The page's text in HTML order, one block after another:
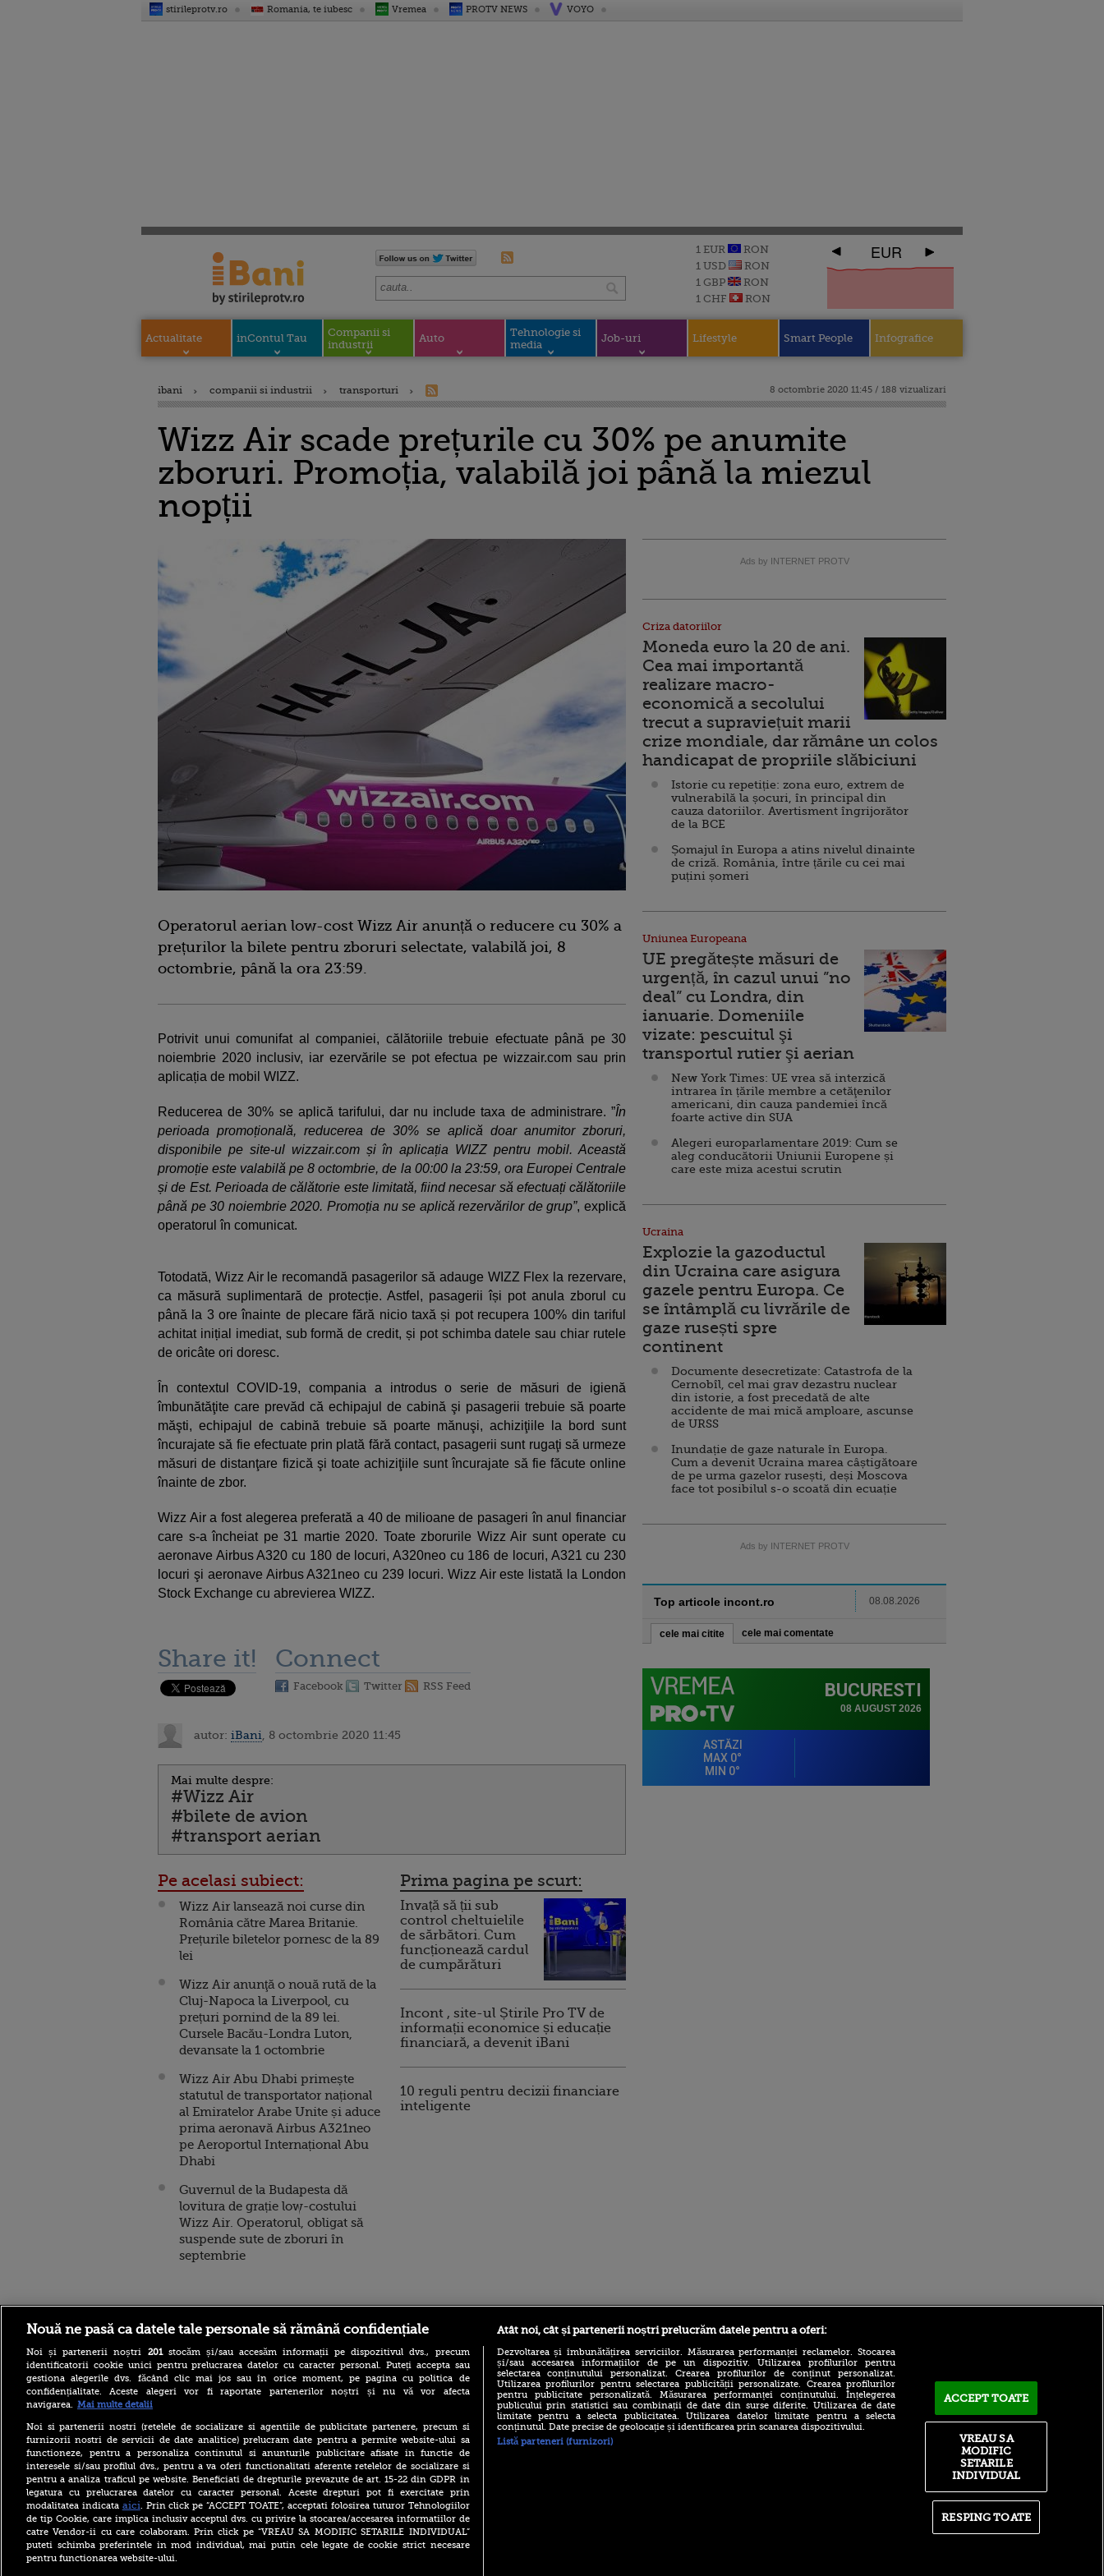
stirileprotv.ro Romania, te iubesc Vremea PROTV NEWS VOYO
1 EUR
RON
1 USD
RON
1 GBP
RON
1 CHF
RON
EUR
Actualitate inContul Tau
Companii si
industrii
Auto
Tehnologie si
media
Job-uri Lifestyle Smart People Infografice
ibani companii si industrii transporturi 8 octombrie 2020 11:45 / 188 vizualizari
Wizz Air scade prețurile cu 30% pe anumite
zboruri. Promoția, valabilă joi până la miezul
nopții
Operatorul aerian low-cost Wizz Air anunță o reducere cu 30% a
prețurilor la bilete pentru zboruri selectate, valabilă joi, 8
octombrie, până la ora 23:59.
Potrivit unui comunifat al companiei, călătoriile trebuie efectuate până pe 30
noiembrie 2020 inclusiv, iar ezervările se pot efectua pe wizzair.com sau prin
aplicația de mobil WIZZ.
Reducerea de 30% se aplică tarifului, dar nu include taxa de administrare. ”În
perioada promoțională, reducerea de 30% se aplică doar anumitor zboruri,
disponibile pe site-ul wizzair.com și în aplicația WIZZ pentru mobil. Această
promoție este valabilă pe 8 octombrie, de la 00:00 la 23:59, ora Europei Centrale
și de Est. Perioada de călătorie este limitată, fiind necesar să efectuați călătoriile
până pe 30 noiembrie 2020. Promoția nu se aplică rezervărilor de grup”, explică
operatorul în comunicat.
Totodată, Wizz Air le recomandă pasagerilor să adauge WIZZ Flex la rezervare,
ca măsură suplimentară de protecție. Astfel, pasagerii își pot anula zborul cu
până la 3 ore înainte de plecare fără nicio taxă și pot recupera 100% din tariful
achitat inițial imediat, sub formă de credit, și pot schimba datele sau chiar rutele
de oricâte ori doresc.
În contextul COVID-19, compania a introdus o serie de măsuri de igienă
îmbunătăţite care prevăd că echipajul de cabină şi pasagerii trebuie să poarte
măşti, echipajul de cabină trebuie să poarte mănuşi, achiziţiile la bord sunt
încurajate să fie efectuate prin plată fără contact, pasagerii sunt rugaţi să urmeze
măsuri de distanţare fizică şi toate achiziţiile sunt încurajate să fie făcute online
înainte de zbor.
Wizz Air a fost alegerea preferată a 40 de milioane de pasageri în anul financiar
care s-a încheiat pe 31 martie 2020. Toate zborurile Wizz Air sunt operate cu
aeronave Airbus A320 cu 180 de locuri, A320neo cu 186 de locuri, A321 cu 230
locuri şi aeronave Airbus A321neo cu 239 locuri. Wizz Air este listată la London
Stock Exchange cu abrevierea WIZZ.
Share it! Connect
Facebook Twitter RSS Feed
autor: iBani , 8 octombrie 2020 11:45
Mai multe despre:
#Wizz Air
#bilete de avion
#transport aerian
Pe acelasi subiect:
Wizz Air lansează noi curse din
România către Marea Britanie.
Prețurile biletelor pornesc de la 89
lei
Wizz Air anunţă o nouă rută de la
Cluj-Napoca la Liverpool, cu
prețuri pornind de la 89 lei.
Cursele Bacău-Londra Luton,
devansate la 1 octombrie
Wizz Air Abu Dhabi primește
statutul de transportator național
al Emiratelor Arabe Unite și aduce
prima aeronavă Airbus A321neo
pe Aeroportul Internațional Abu
Dhabi
Guvernul de la Budapesta dă
lovitura de grație low-costului
Wizz Air. Operatorul, obligat să
suspende sute de zboruri în
septembrie
Prima pagina pe scurt:
Invață să ții sub
control cheltuielile
de sărbători. Cum
funcționează cardul
de cumpărături
Incont , site-ul Știrile Pro TV de
informații economice și educație
financiară, a devenit iBani
10 reguli pentru decizii financiare
inteligente
Ads by INTERNET PROTV
Criza datoriilor
Moneda euro la 20 de ani.
Cea mai importantă
realizare macro-
economică a secolului
trecut a supraviețuit marii
crize mondiale, dar rămâne un colos
handicapat de propriile slăbiciuni
Istorie cu repetiție: zona euro, extrem de
vulnerabilă la șocuri, în principal din
cauza datoriilor. Avertisment îngrijorător
de la BCE
Șomajul în Europa a atins nivelul dinainte
de criză. România, între țările cu cei mai
puțini șomeri
Uniunea Europeana
UE pregătește măsuri de
urgență, în cazul unui ”no
deal” cu Londra, din
ianuarie. Domeniile
vizate: pescuitul şi
transportul rutier şi aerian
New York Times: UE vrea să interzică
intrarea în țările membre a cetăţenilor
americani, din cauza pandemiei încă
foarte active din SUA
Alegeri europarlamentare 2019: Cum se
aleg conducătorii Uniunii Europene și
care este miza acestui scrutin
Ucraina
Explozie la gazoductul
din Ucraina care asigura
gazele pentru Europa. Ce
se întâmplă cu livrările de
gaze rusești spre
continent
Documente desecretizate: Catastrofa de la
Cernobîl, cel mai grav dezastru nuclear
din istorie, a fost precedată de alte
accidente de mai mică amploare, ascunse
de URSS
Inundație de gaze naturale în Europa.
Cum a devenit Ucraina marea câștigătoare
de pe urma gazelor rusești, deși Moscova
face tot posibilul s-o scoată din ecuație
Ads by INTERNET PROTV
Top articole incont.ro 08.08.2026
cele mai citite cele mai comentate
Stirileprotv.ro
Cluj-Napoca devine
capitala marketingului pe
21-22 octombrie
Infantino, implicat într-un
nou scandal. UEFA ar fi
plătit o angajată care a avut
o relație cu actualul
președinte FIFA
Ghidul insulelor din Grecia
unde nu există mașini.
Colțurile de rai unde timpul
ilike-it.ro foodstory.ro
(P) Descoperă Lumea
Procinema.ro Sport.ro
Fostul oficial de la FCSB a
Nouă ne pasă ca datele tale personale să rămână confidențiale
Noi și partenerii noștri 201stocăm și/sau accesăm informații pe dispozitivul dvs., precum
identificatorii cookie unici pentru prelucrarea datelor cu caracter personal. Puteți accepta sau
gestiona alegerile dvs. făcând clic mai jos sau în orice moment, pe pagina cu politica de
confidențialitate. Aceste alegeri vor fi raportate partenerilor noștri și nu vă vor afecta
navigarea. Mai multe detalii
Noi si partenerii nostri (retelele de socializare si agentiile de publicitate partenere, precum si
furnizorii nostri de servicii de date analitice) prelucram date pentru a permite website-ului sa
functioneze, pentru a personaliza continutul si anunturile publicitare afisate in functie de
interesele si/sau profilul dvs., pentru a va oferi functionalitati aferente retelelor de socializare si
pentru a analiza traficul pe website. Beneficiati de drepturile prevazute de art. 15-22 din GDPR in
legatura cu prelucrarea datelor cu caracter personal. Aceste drepturi pot fi exercitate prin
modalitatea indicata aici. Prin click pe “ACCEPT TOATE”, acceptati folosirea tuturor Tehnologiilor
de tip Cookie, care implica inclusiv acceptul dvs. cu privire la stocarea/accesarea informatiilor de
catre Vendor-ii cu care colaboram. Prin click pe “VREAU SA MODIFIC SETARILE INDIVIDUAL”
puteti schimba preferintele in mod individual, mai putin cele legate de cookie strict necesare
pentru functionarea website-ului.
Atât noi, cât și partenerii noștri prelucrăm datele pentru a oferi:
Dezvoltarea și îmbunătățirea serviciilor. Măsurarea performanței reclamelor. Stocarea
și/sau accesarea informațiilor de pe un dispozitiv. Utilizarea profilurilor pentru
selectarea conținutului personalizat. Crearea profilurilor de conținut personalizat.
Utilizarea profilurilor pentru selectarea publicității personalizate. Crearea profilurilor
pentru publicitate personalizată. Măsurarea performanței conținutului. Înțelegerea
publicului prin statistici sau combinații de date din surse diferite. Utilizarea de date
limitate pentru a selecta publicitatea. Utilizarea datelor limitate pentru a selecta
conținutul. Date precise de geolocație și identificarea prin scanarea dispozitivului.
Listă parteneri (furnizori)
ACCEPT TOATE
RESPING TOATE
VREAU SA
MODIFIC
SETARILE
INDIVIDUAL